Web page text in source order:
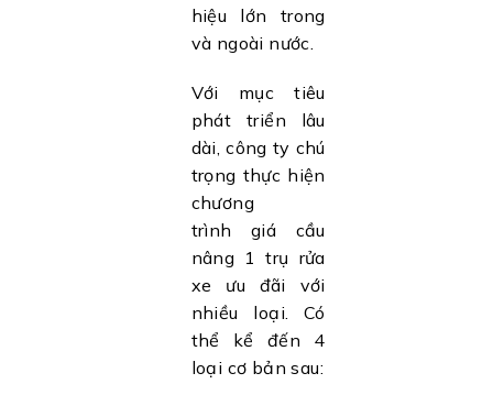
hiệu lớn trong
và ngoài nước.
Với mục tiêu
phát triển lâu
dài, công ty chú
trọng thực hiện
chương
trình giá cầu
nâng 1 trụ rửa
xe ưu đãi với
nhiều loại. Có
thể kể đến 4
loại cơ bản sau: